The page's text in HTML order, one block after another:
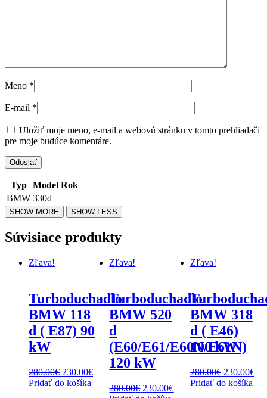
Meno *
E-mail *
Uložiť moje meno, e-mail a webovú stránku v tomto prehliadači
pre moje budúce komentáre.
Typ Model Rok
BMW 330d
Súvisiace produkty
Zľava!
Turboduchadlo
BMW 118
d ( E87) 90
kW
280.00€ Original
price
230.00€Current
Pridať do košíka
Zľava!
Turboduchadlo
BMW 520
d
(E60/E61/E60N/E61N)
120 kW
280.00€ Original
230.00€Current
Zľava!
BMW 318
d ( E46)
100 kW
280.00€ Original
price
230.00€
Pridať do košíka